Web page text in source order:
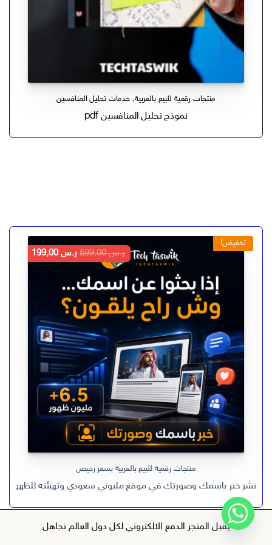
يقبل المتجر الدفع الالكتروني لكل دول العالمتجاهل
منتجات رقمية للبيع بالعربية, خدمات تحليل المنافسين
نموذج تحليل المنافسين pdf
تخفيض!
منتجات رقمية للبيع بالعربية بسعر رخيص
نشر خبر باسمك وصورتك في موقع مليوني سعودي وتهيئته للظهور
ر.س599,00
السعر
هو:
ر.س 599,00.
ر.س199,00